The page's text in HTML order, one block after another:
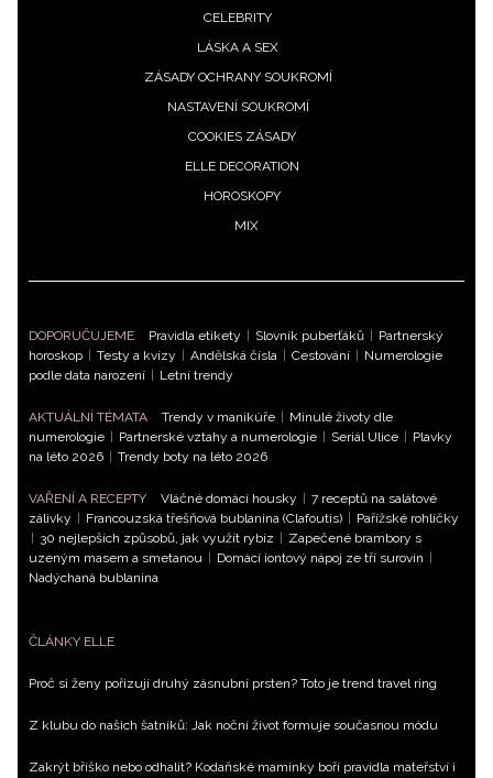
CELEBRITY
LÁSKA A SEX
ZÁSADY OCHRANY SOUKROMÍ
NASTAVENÍ SOUKROMÍ
COOKIES ZÁSADY
ELLE DECORATION
HOROSKOPY
MIX
DOPORUČUJEME Pravidla etikety Slovník puberťáků
Partnerský
horoskop
Testy a kvízy Andělská čísla Cestování
Numerologie
podle data narození
Letní trendy
AKTUÁLNÍ TÉMATA Trendy v manikúře
Minulé životy dle
numerologie
Partnerské vztahy a numerologie Seriál Ulice
Plavky
na léto 2026
Trendy boty na léto 2026
VAŘENÍ A RECEPTY Vláčné domácí housky
7 receptů na salátové
zálivky
Francouzská třešňová bublanina (Clafoutis)
Pařížské rohlíčky
30 nejlepších způsobů, jak využít rybíz
Zapečené brambory s
uzeným masem a smetanou
Domácí iontový nápoj ze tří surovin
Nadýchaná bublanina
ČLÁNKY ELLE
Proč si ženy pořizují druhý zásnubní prsten? Toto je trend travel ring
Z klubu do našich šatníků: Jak noční život formuje současnou módu
Zakrýt bříško nebo odhalit? Kodaňské maminky boří pravidla mateřství i